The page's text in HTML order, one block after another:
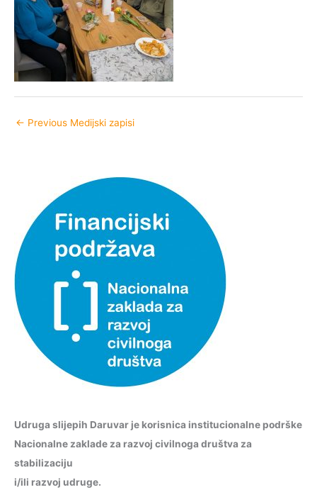
← Previous Medijski zapisi
Udruga slijepih Daruvar je korisnica institucionalne podrške
Nacionalne zaklade za razvoj civilnoga društva za
stabilizaciju
i/ili razvoj udruge.